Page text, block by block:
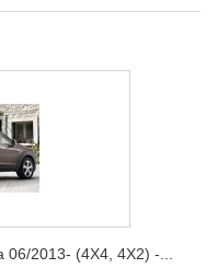
2013- (4X4, 4X2) -...